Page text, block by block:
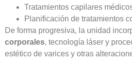
Tratamientos capilares
Planificación de tratamientos
De forma progresiva, la unidad
corporales, tecnología láser y
estético de varices y otras